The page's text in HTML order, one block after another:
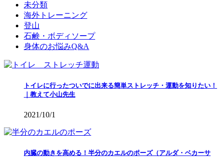
未分類
海外トレーニング
登山
石鹸・ボディソープ
身体のお悩みQ&A
トイレに行ったついでに出来る簡単ストレッチ・運動を知りたい！
｜教えて小山先生
2021/10/1
内臓の動きを高める！半分のカエルのポーズ（アルダ・ベカーサ